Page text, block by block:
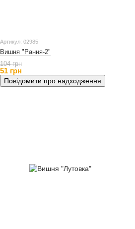
Артикул: 02985
Вишня "Рання-2"
104 грн
51 грн
Повідомити про надходження